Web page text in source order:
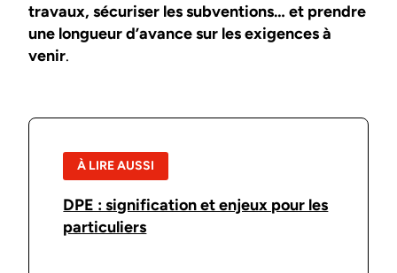
travaux, sécuriser les subventions… et prendre
une longueur d’avance sur les exigences à
venir.
À LIRE AUSSI
DPE : signification et enjeux pour les
particuliers